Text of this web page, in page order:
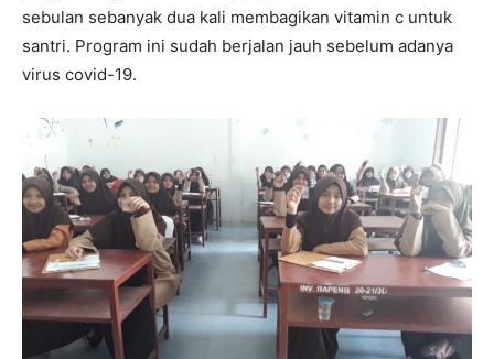
sebulan sebanyak dua kali membagikan vitamin c untuk
santri. Program ini sudah berjalan jauh sebelum adanya
virus covid-19.